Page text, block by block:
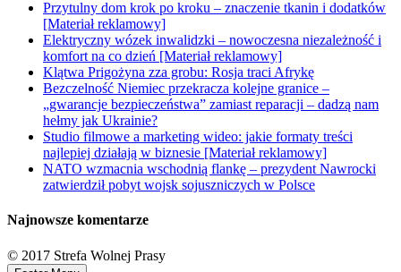
Przytulny dom krok po kroku – znaczenie tkanin i dodatków
[Materiał reklamowy]
Elektryczny wózek inwalidzki – nowoczesna niezależność i
komfort na co dzień [Materiał reklamowy]
Klątwa Prigożyna zza grobu: Rosja traci Afrykę
Bezczelność Niemiec przekracza kolejne granice –
„gwarancje bezpieczeństwa” zamiast reparacji – dadzą nam
hełmy jak Ukrainie?
Studio filmowe a marketing wideo: jakie formaty treści
najlepiej działają w biznesie [Materiał reklamowy]
NATO wzmacnia wschodnią flankę – prezydent Nawrocki
zatwierdził pobyt wojsk sojuszniczych w Polsce
Najnowsze komentarze
© 2017 Strefa Wolnej Prasy